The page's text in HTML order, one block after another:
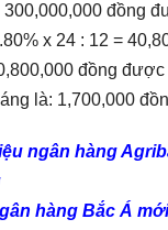
đồng
x 24 : 12 =
đồng được
là: 1,700,000
ngân hàng
hàng Bắc Á